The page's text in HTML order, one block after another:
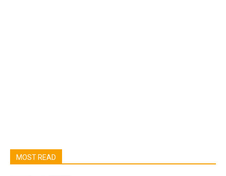
MOST READ